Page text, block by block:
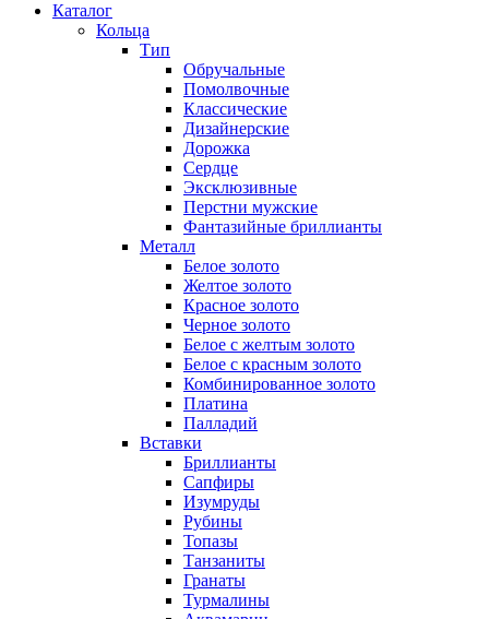
Каталог
Кольца
Тип
Обручальные
Помолвочные
Классические
Дизайнерские
Дорожка
Сердце
Эксклюзивные
Перстни мужские
Фантазийные бриллианты
Металл
Белое золото
Желтое золото
Красное золото
Черное золото
Белое с желтым золото
Белое с красным золото
Комбинированное золото
Платина
Палладий
Вставки
Бриллианты
Сапфиры
Изумруды
Рубины
Топазы
Танзаниты
Гранаты
Турмалины